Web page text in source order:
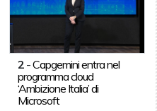
2 -Capgemini entra nel
programma cloud
‘Ambizione Italia’ di
Microsoft